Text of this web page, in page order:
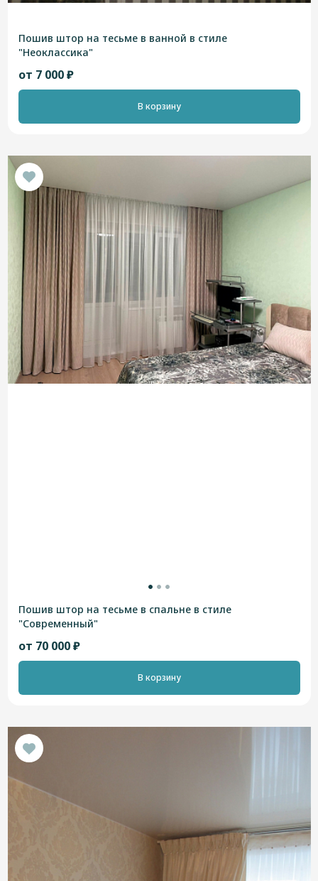
Пошив штор на тесьме в ванной в стиле
"Неоклассика"
от 7 000 ₽
В корзину
Пошив штор на тесьме в спальне в стиле
"Современный"
от 70 000 ₽
В корзину